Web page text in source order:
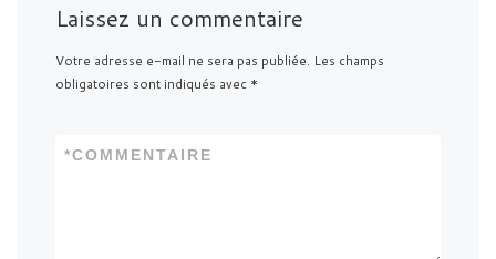
Laissez un commentaire
Votre adresse e-mail ne sera pas publiée. Les champs
obligatoires sont indiqués avec *
COMMENTAIRE
*